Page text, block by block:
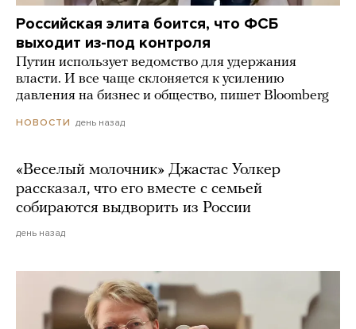
Российская элита боится, что ФСБ
выходит из-под контроля
Путин использует ведомство для удержания
власти. И все чаще склоняется к усилению
давления на бизнес и общество, пишет Bloomberg
НОВОСТИ день назад
«Веселый молочник» Джастас Уолкер
рассказал, что его вместе с семьей
собираются выдворить из России
день назад